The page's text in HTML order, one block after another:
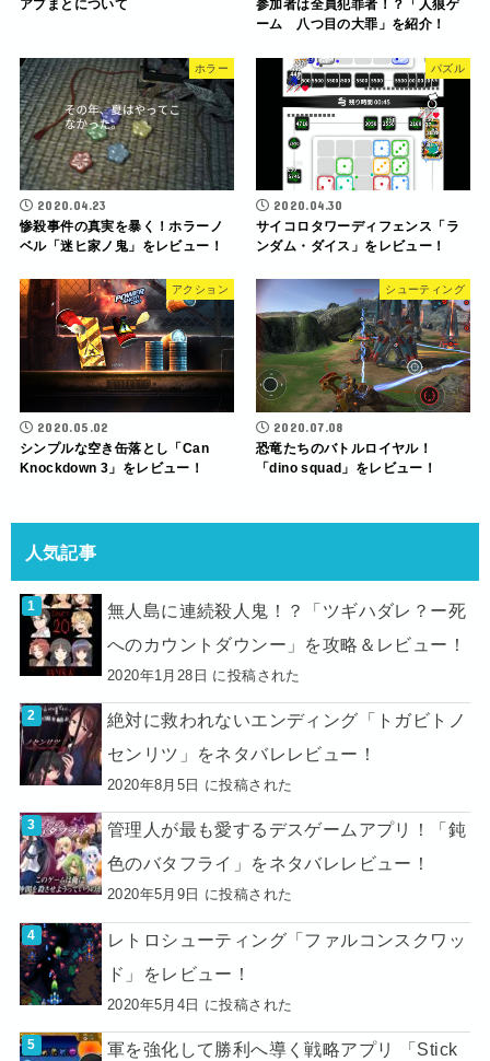
アプまとについて
参加者は全員犯罪者！？「人狼ゲ
ーム 八つ目の大罪」を紹介！
ホラー
2020.04.23
惨殺事件の真実を暴く！ホラーノ
ベル「迷ヒ家ノ鬼」をレビュー！
パズル
2020.04.30
サイコロタワーディフェンス「ラ
ンダム・ダイス」をレビュー！
アクション
2020.05.02
シンプルな空き缶落とし「Can
Knockdown 3」をレビュー！
シューティング
2020.07.08
恐竜たちのバトルロイヤル！
「dino squad」をレビュー！
人気記事
無人島に連続殺人鬼！？「ツギハダレ？ー死
へのカウントダウンー」を攻略＆レビュー！
2020年1月28日 に投稿された
絶対に救われないエンディング「トガビトノ
センリツ」をネタバレレビュー！
2020年8月5日 に投稿された
管理人が最も愛するデスゲームアプリ！「鈍
色のバタフライ」をネタバレレビュー！
2020年5月9日 に投稿された
レトロシューティング「ファルコンスクワッ
ド」をレビュー！
2020年5月4日 に投稿された
軍を強化して勝利へ導く戦略アプリ 「Stick